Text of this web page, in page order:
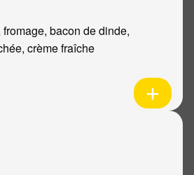
bacon de dinde,
crème fraîche